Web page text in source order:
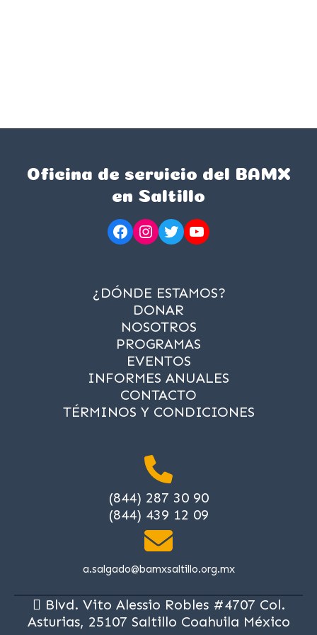
Oficina de servicio del BAMX
en Saltillo
Facebook Instagram Twitter YouTube
¿DÓNDE ESTAMOS?
DONAR
NOSOTROS
PROGRAMAS
EVENTOS
INFORMES ANUALES
CONTACTO
TÉRMINOS Y CONDICIONES
(844) 287 30 90
(844) 439 12 09
a.salgado@bamxsaltillo.org.mx
Blvd. Vito Alessio Robles #4707 Col.
Asturias, 25107 Saltillo Coahuila México